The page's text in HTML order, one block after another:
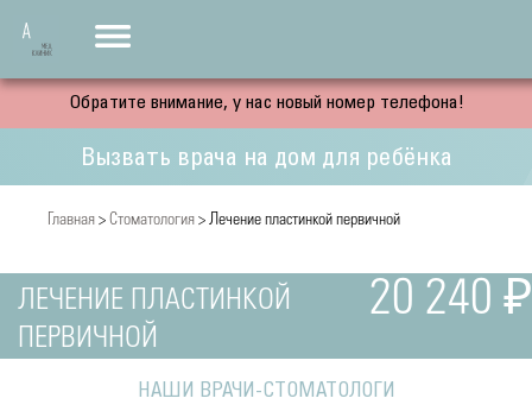
Обратите внимание, у нас новый номер телефона!
Вызвать врача на дом для ребёнка
Главная > Стоматология > Лечение пластинкой первичной
20 240 ₽
ЛЕЧЕНИЕ ПЛАСТИНКОЙ
ПЕРВИЧНОЙ
НАШИ ВРАЧИ-СТОМАТОЛОГИ